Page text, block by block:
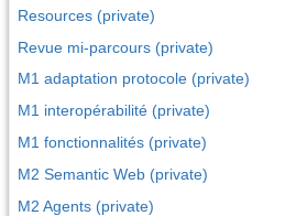
Resources (private)
Revue mi-parcours (private)
M1 adaptation protocole (private)
M1 interopérabilité (private)
M1 fonctionnalités (private)
M2 Semantic Web (private)
M2 Agents (private)